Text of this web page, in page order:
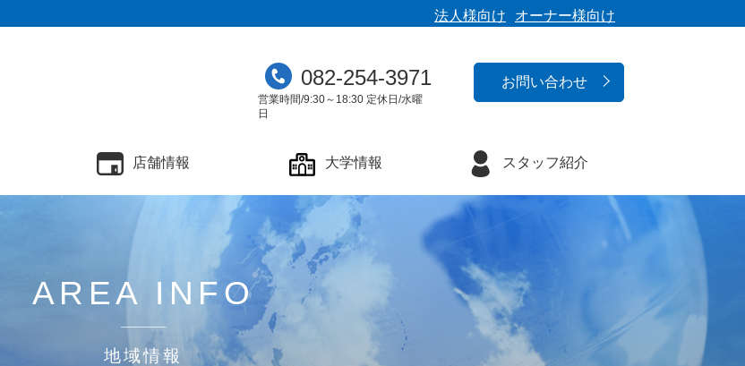
オーナー様向け
法人様向け
お問い合わせ
082-254-3971
営業時間/9:30～18:30 定休日/水曜
日
店舗情報 大学情報 スタッフ紹介
AREA INFO
地域情報